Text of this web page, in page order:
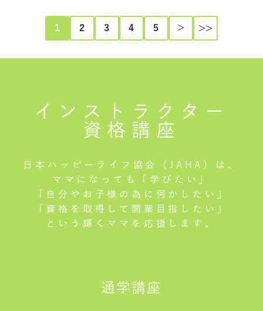
1 2 3 4 5 ＞ >>
インストラクター
資格講座
日本ハッピーライフ協会（JAHA）は、
ママになっても「学びたい」
「自分やお子様の為に何かしたい」
「資格を取得して開業目指したい」
という輝くママを応援します。
通学講座